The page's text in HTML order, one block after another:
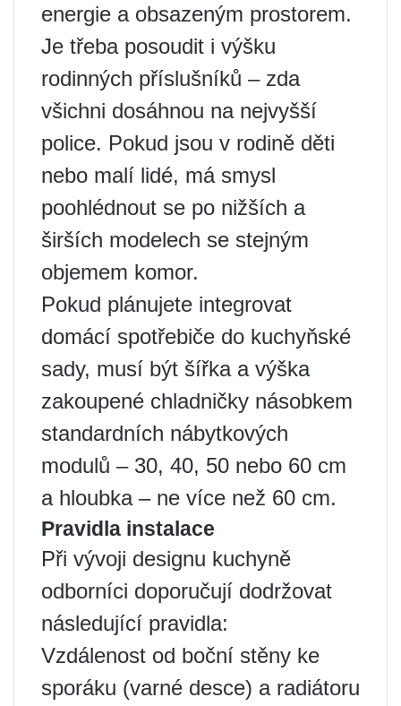
energie a obsazeným prostorem.
Je třeba posoudit i výšku
rodinných příslušníků – zda ​​
všichni dosáhnou na nejvyšší
police. Pokud jsou v rodině děti
nebo malí lidé, má smysl
poohlédnout se po nižších a
širších modelech se stejným
objemem komor.
Pokud plánujete integrovat
domácí spotřebiče do kuchyňské
sady, musí být šířka a výška
zakoupené chladničky násobkem
standardních nábytkových
modulů – 30, 40, 50 nebo 60 cm
a hloubka – ne více než 60 cm.
Pravidla instalace
Při vývoji designu kuchyně
odborníci doporučují dodržovat
následující pravidla:
Vzdálenost od boční stěny ke
sporáku (varné desce) a radiátoru